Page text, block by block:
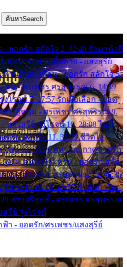
ค้นหาSearch
- ยอดรัก สลักใจ 2. 02:49 รักมาห้าปี
05:57 รักสาวเสื้อลาย - แสงสุรีย์
ท้านดินสะเทือน - ยอดรัก สลักใจ 5.
ล่น - ศรเพชร ศรสุพรรณ 6. 14:49
โรจน์ 7. 17:57 รักเผื่อเลือก - ยอด
ตาไอ้หนุ่ม - ศรเพชร ศรสุพรรณ 9.
แสงสุรีย์ รุ่งโรจน์ 10. 28:08 ไม่มี
ดรัก สลักใจ 11. 31:29 ชีวิตไอ้
รณ 12. 35:26 ทหารอากาศขาดรัก
39:01 คนหัวใจโทรม - ยอดรัก สลัก
ยแน่ - ศรเพชร ศรสุพรรณ 15. 46:35
ย์ รุ่งโรจน์ 16. 49:57 กำนันกำใน -
สาวบริสุทธิ์ - ศรเพชร ศรสุพรรณ
สุรีย์ รุ่งโรจน์
า - ยอดรัก/ศรเพชร/แสงสุรีย์